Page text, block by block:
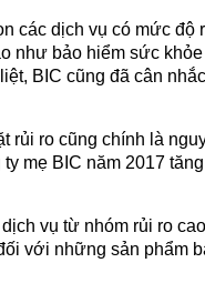
các dịch vụ có mức độ
như bảo hiểm sức khỏe
BIC cũng đã cân
rủi ro cũng chính là
mẹ BIC năm 2017 tăng
vụ từ nhóm rủi ro
với những sản phẩm